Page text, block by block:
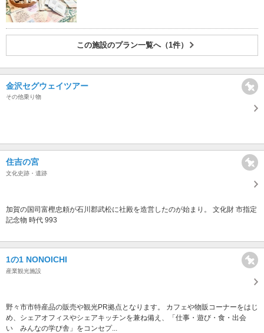
この施設のプラン一覧へ（1件）
金沢セグウェイツアー
その他乗り物
住吉の宮
文化史跡・遺跡
加賀の国司富樫忠頼が石川郡武松に社殿を造営したのが始まり。 文化財 市指定
記念物 時代 993
1の1 NONOICHI
産業観光施設
野々市市特産品の販売や観光PR拠点となります。 カフェや物販コーナーをはじ
め、シェアオフィスやシェアキッチンを兼ね備え、「仕事・遊び・食・出会
い みんなの学び舎」をコンセプ...